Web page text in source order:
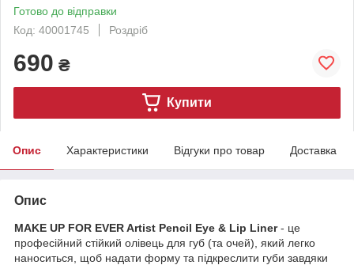
Готово до відправки
Код: 40001745
Роздріб
690 ₴
Купити
Опис Характеристики Відгуки про товар Доставка
Опис
MAKE UP FOR EVER Artist Pencil Eye & Lip Liner- це
професійний стійкий олівець для губ (та очей), який легко
наноситься, щоб надати форму та підкреслити губи завдяки